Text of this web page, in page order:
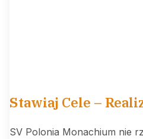
Stawiaj Cele –
SV Polonia Monachium nie